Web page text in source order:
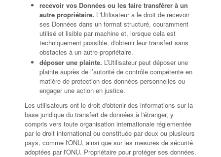
recevoir vos Données ou les faire transférer à un
autre propriétaire. L'Utilisateur a le droit de recevoir
ses Données dans un format structuré, couramment
utilisé et lisible par machine et, lorsque cela est
techniquement possible, d'obtenir leur transfert sans
obstacles à un autre propriétaire.
déposer une plainte. L’Utilisateur peut déposer une
plainte auprès de l’autorité de contrôle compétente en
matière de protection des données personnelles ou
engager une action en justice.
Les utilisateurs ont le droit d'obtenir des informations sur la
base juridique du transfert de données à l'étranger, y
compris vers toute organisation internationale réglementée
par le droit international ou constituée par deux ou plusieurs
pays, comme l'ONU, ainsi que sur les mesures de sécurité
adoptées par l'ONU. Propriétaire pour protéger ses données.